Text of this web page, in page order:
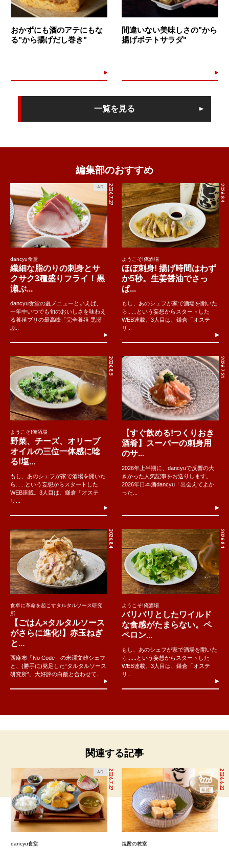
おかずにも酒のアテにもな
る"から揚げだし巻き"
間違いない美味しさの"から
揚げポテトサラダ"
一覧を見る
編集部のおすすめ
2026.7.27
AD
dancyu食堂
繊細な脂のりの刺身とサ
クサク3種盛りフライ！黒
瀬ぶ...
dancyu食堂の夏メニューといえば、
一年中いつでも旬のおいしさを味わえ
る養殖ブリの最高峰「完全養殖 黒瀬
ぶ..
2026.8.4
ようこそ!俺酒場
ほぼ刺身! 揚げ時間はわず
か5秒。生姜醤油でさっ
ぱ...
もし、あのシェフが家で酒場を開いた
ら......という妄想からスタートした
WEB連載。3人目は、鎌倉「オステ
リ...
2026.8.5
ようこそ!俺酒場
野菜、チーズ、オリーブ
オイルの三位一体感に唸
る!塩...
もし、あのシェフが家で酒場を開いた
ら......という妄想からスタートした
WEB連載。3人目は、鎌倉「オステ
リ...
2026.7.31
【すぐ飲める!つくりおき
酒肴】スーパーの刺身用
のサ...
2026年上半期に、dancyuで反響の大
きかった人気記事をお送りします。
2026年日本酒dancyu「出会えてよか
った...
2026.8.4
食卓に革命を起こすタルタルソース研究
所
【ごはん×タルタルソース
がさらに進化!】赤玉ねぎ
と...
西麻布「No Code」の米澤文雄シェフ
と、(勝手に)発足した“タルタルソース
研究所”。大好評の白飯と合わせて..
2026.8.1
ようこそ!俺酒場
バリバリとしたワイルド
な食感がたまらない。ペ
ペロン...
もし、あのシェフが家で酒場を開いた
ら......という妄想からスタートした
WEB連載。3人目は、鎌倉「オステ
リ...
関連する記事
2026.7.27
AD
dancyu食堂
2026.6.22
焼酎の教室